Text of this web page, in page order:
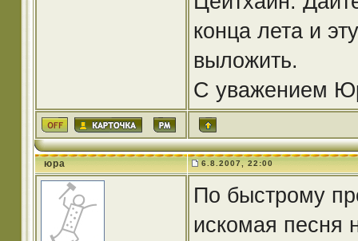
конца лета и
выложить.
С уважением
юра 6.8.2007, 22:00
По быстрому
искомая песня